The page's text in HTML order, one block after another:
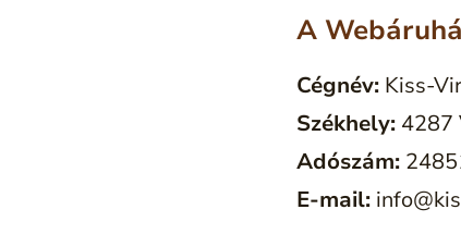
A
Cégnév: Kiss-
Székhely: 4287
Adószám:
E-mail: